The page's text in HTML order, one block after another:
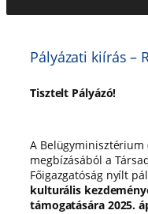
Pályázati kiírás –
Tisztelt Pályázó!
A Belügyminisztérium
megbízásából a
Főigazgatóság nyílt
kulturális
támogatására 2025.